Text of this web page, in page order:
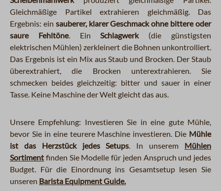
Gleichmäßige Partikel extrahieren gleichmäßig. Das
Ergebnis: ein sauberer, klarer Geschmack ohne bittere oder
saure Fehltöne. EinSchlagwerk(die günstigsten
elektrischen Mühlen) zerkleinert die Bohnen unkontrolliert.
Das Ergebnis ist ein Mix aus Staub und Brocken. Der Staub
überextrahiert, die Brocken unterextrahieren. Sie
schmecken beides gleichzeitig: bitter und sauer in einer
Tasse. Keine Maschine der Welt gleicht das aus.
Unsere Empfehlung: Investieren Sie in eine gute Mühle,
bevor Sie in eine teurere Maschine investieren. Die Mühle
ist das Herzstück jedes Setups. In unserem Mühlen
Sortiment finden Sie Modelle für jeden Anspruch und jedes
Budget. Für die Einordnung ins Gesamtsetup lesen Sie
unseren Barista Equipment Guide.